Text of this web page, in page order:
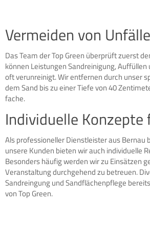
Vermeiden von
Das Team der Top Green überprüft zuerst
können Leistungen Sandreinigung,
oft verunreinigt. Wir entfernen durch unser
dem Sand bis zu einer Tiefe von 40
fache.
Individuelle
Als professioneller Dienstleister aus
unsere Kunden bieten wir auch individuelle
Besonders häufig werden wir zu Einsätzen
Veranstaltung durchgehend zu betreuen.
Sandreingung und Sandflächenpflege
von Top Green.